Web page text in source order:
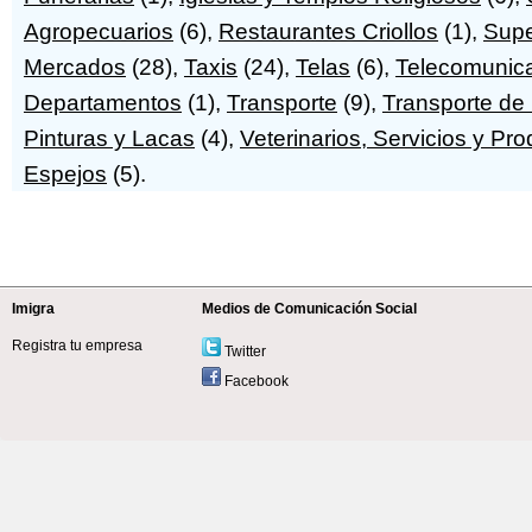
Agropecuarios (6), Restaurantes Criollos (1),
Mercados (28), Taxis (24), Telas (6),
Departamentos (1), Transporte (9), Transporte
Pinturas y Lacas (4), Veterinarios, Servicios y
Espejos (5).
Imigra
Registra tu empresa
Medios de Comunicación Social
Twitter
Facebook